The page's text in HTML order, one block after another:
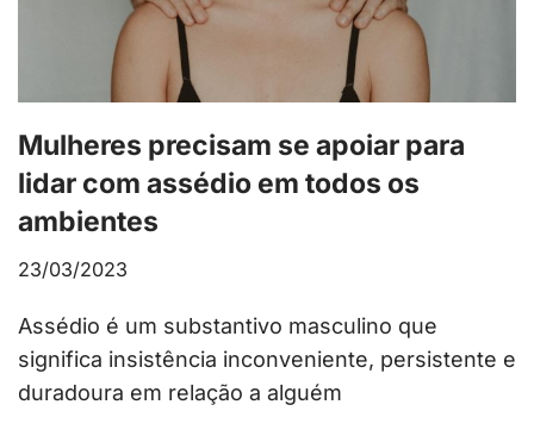
Mulheres precisam se apoiar para
lidar com assédio em todos os
ambientes
23/03/2023
Assédio é um substantivo masculino que
significa insistência inconveniente, persistente e
duradoura em relação a alguém